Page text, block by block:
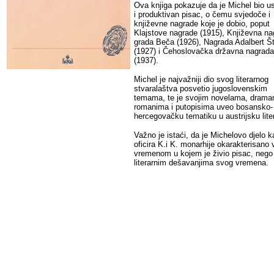
Ova knjiga pokazuje da je Michel bio
i produktivan pisac, o čemu svjedoče i
književne nagrade koje je dobio, poput
Klajstove nagrade (1915), Književna
grada Beča (1926), Nagrada Adalbert
(1927) i Čehoslovačka državna nagrada
(1937).
Michel je najvažniji dio svog literarnog
stvaralaštva posvetio jugoslovenskim
temama, te je svojim novelama,
romanima i putopisima uveo bosansko-
hercegovačku tematiku u austrijsku
Važno je istaći, da je Michelovo djelo
oficira K.i K. monarhije okarakterisano
vremenom u kojem je živio pisac, nego
literarnim dešavanjima svog vremena.